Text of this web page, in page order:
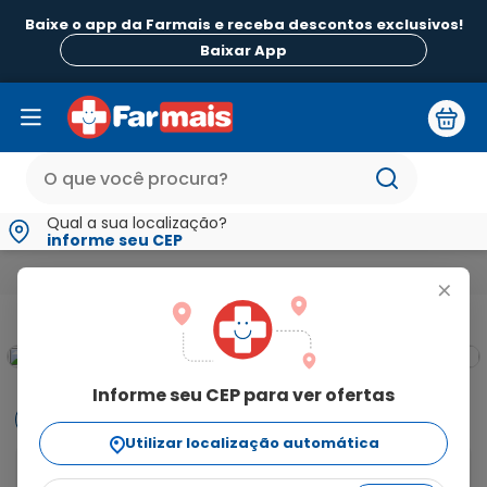
Baixe o app da Farmais e receba descontos exclusivos!
Baixar App
Qual a sua localização?
informe seu CEP
+
Informe seu CEP para ver ofertas
Utilizar localização automática
Informações
Condicionador de controle da oleosidade indicado